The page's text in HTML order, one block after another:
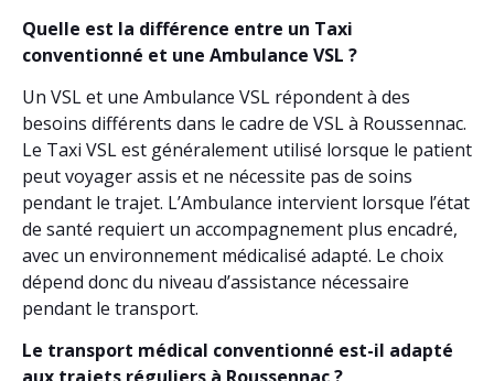
Quelle est la différence entre un Taxi
conventionné et une Ambulance VSL ?
Un VSL et une Ambulance VSL répondent à des
besoins différents dans le cadre de VSL à Roussennac.
Le Taxi VSL est généralement utilisé lorsque le patient
peut voyager assis et ne nécessite pas de soins
pendant le trajet. L’Ambulance intervient lorsque l’état
de santé requiert un accompagnement plus encadré,
avec un environnement médicalisé adapté. Le choix
dépend donc du niveau d’assistance nécessaire
pendant le transport.
Le transport médical conventionné est-il adapté